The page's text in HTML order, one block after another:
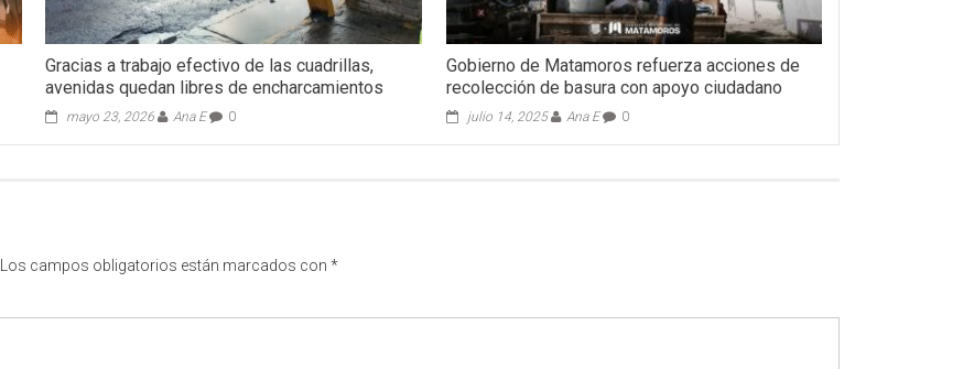
Gracias a trabajo efectivo de las cuadrillas,
avenidas quedan libres de encharcamientos
mayo 23, 2026 Ana E 0
Gobierno de Matamoros refuerza acciones de
recolección de basura con apoyo ciudadano
julio 14, 2025 Ana E 0
Los campos obligatorios están marcados con *